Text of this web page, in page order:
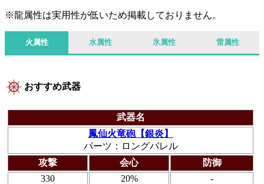
※龍属性は実用性が低いため掲載しておりません。
火属性 水属性 氷属性 雷属性
おすすめ武器
武器名
鳳仙火竜砲【銀炎】
パーツ：ロングバレル
攻撃
会心
防御
330
20%
-